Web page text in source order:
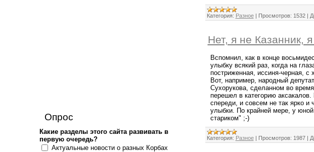
Опрос
Какие разделы этого сайта развивать в
первую очередь?
Актуальные новости о разных Корбах
Категория: Разное | Просмотров: 1532 |
Нет, я не Казанник,
Вспомнил, как в конце
улыбку всякий раз, когда на
постриженная, иссиня-черная, с
Вот, например, народный
Сухорукова, сделанном во
перешел в категорию
спереди, и совсем не так ярко и
улыбки. По крайней мере, у
стариком" ;-)
Категория: Разное | Просмотров: 1987 |